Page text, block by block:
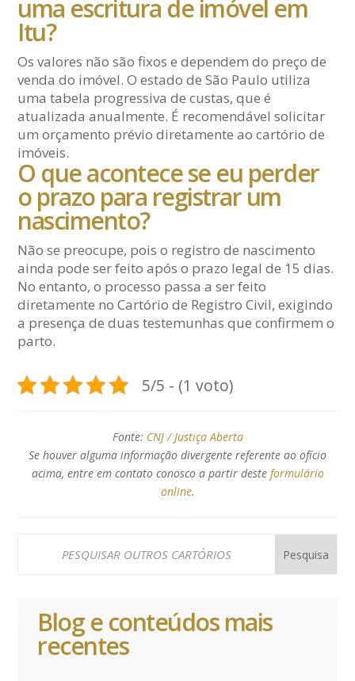
uma escritura de imóvel em
Itu?
Os valores não são fixos e dependem do preço de
venda do imóvel. O estado de São Paulo utiliza
uma tabela progressiva de custas, que é
atualizada anualmente. É recomendável solicitar
um orçamento prévio diretamente ao cartório de
imóveis.
O que acontece se eu perder
o prazo para registrar um
nascimento?
Não se preocupe, pois o registro de nascimento
ainda pode ser feito após o prazo legal de 15 dias.
No entanto, o processo passa a ser feito
diretamente no Cartório de Registro Civil, exigindo
a presença de duas testemunhas que confirmem o
parto.
5/5 - (1 voto)
Fonte: CNJ / Justiça Aberta
Se houver alguma informação divergente referente ao ofício
acima, entre em contato conosco a partir deste formulário
online.
Blog e conteúdos mais
recentes